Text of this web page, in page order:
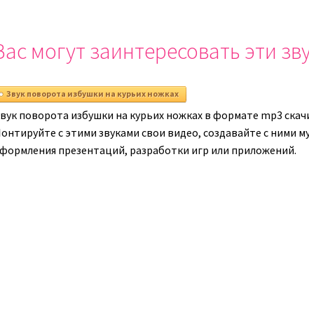
могут заинтересовать эти
Звук поворота избушки на курьих ножках
поворота избушки на курьих ножках в формате mp3
с этими звуками свои видео, создавайте с ними
презентаций, разработки игр или приложений.